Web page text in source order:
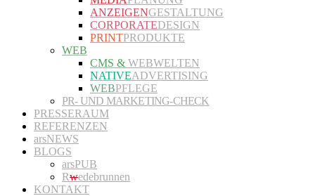
ANZEIGENGESTALTUNG
CORPORATEDESIGN
PRINTPRODUKTE
WEB
CMS & WEBWELTEN
NATIVEADVERTISING
WEBPFLEGE
PR- UND MARKETING-CHECK
PRESSERAUM
REFERENZEN
arsNEWS
BLOGS
arsPUB
Rwedebrunnen
KONTAKT